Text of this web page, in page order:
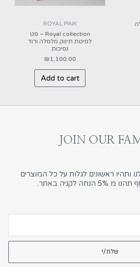
ROYAL PINK
Royal collection – סט
למיטת תינוק מלמלה ורוד
נסיכות
₪ 1,100.00
Add to cart
JOIN OUR
ותהיו ראשונים לגלות על כל המוצרים
לקניה באתר.
שלח/י